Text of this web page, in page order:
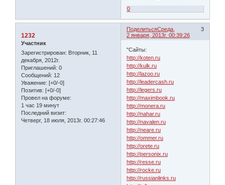
0
Поделиться 3
Среда,
2 января, 2013г. 00:39:26
1232
Участник
Зарегистрирован: Вторник, 11
декабря, 2012г.
Приглашений: 0
Сообщений: 12
Уважение: [+0/-0]
Позитив: [+0/-0]
Провел на форуме:
1 час 19 минут
Последний визит:
Четверг, 18 июля, 2013г. 00:27:46
"Сайты:
http://koten.ru
http://kulk.ru
http://lazoo.ru
http://leadercash.ru
http://legers.ru
http://maximbook.ru
http://monera.ru
http://nahar.ru
http://navalen.ru
http://neare.ru
http://ommer.ru
http://orete.ru
http://personix.ru
http://resse.ru
http://rocke.ru
http://russianlinks.ru